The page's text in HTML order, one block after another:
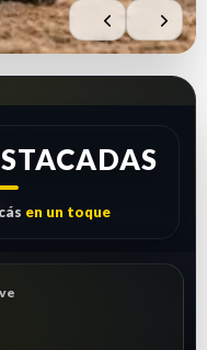
en un toque